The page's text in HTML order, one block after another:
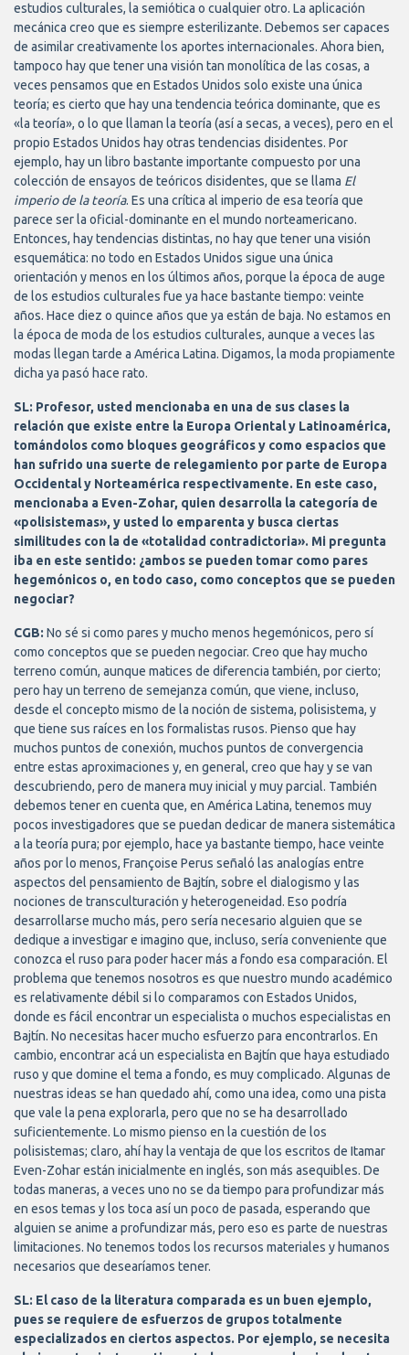
estudios culturales, la semiótica o cualquier otro. La aplicación
mecánica creo que es siempre esterilizante. Debemos ser capaces
de asimilar creativamente los aportes internacionales. Ahora bien,
tampoco hay que tener una visión tan monolítica de las cosas, a
veces pensamos que en Estados Unidos solo existe una única
teoría; es cierto que hay una tendencia teórica dominante, que es
«la teoría», o lo que llaman la teoría (así a secas, a veces), pero en el
propio Estados Unidos hay otras tendencias disidentes. Por
ejemplo, hay un libro bastante importante compuesto por una
colección de ensayos de teóricos disidentes, que se llama El
imperio de la teoría. Es una crítica al imperio de esa teoría que
parece ser la oficial-dominante en el mundo norteamericano.
Entonces, hay tendencias distintas, no hay que tener una visión
esquemática: no todo en Estados Unidos sigue una única
orientación y menos en los últimos años, porque la época de auge
de los estudios culturales fue ya hace bastante tiempo: veinte
años. Hace diez o quince años que ya están de baja. No estamos en
la época de moda de los estudios culturales, aunque a veces las
modas llegan tarde a América Latina. Digamos, la moda propiamente
dicha ya pasó hace rato.
SL: Profesor, usted mencionaba en una de sus clases la
relación que existe entre la Europa Oriental y Latinoamérica,
tomándolos como bloques geográficos y como espacios que
han sufrido una suerte de relegamiento por parte de Europa
Occidental y Norteamérica respectivamente. En este caso,
mencionaba a Even-Zohar, quien desarrolla la categoría de
«polisistemas», y usted lo emparenta y busca ciertas
similitudes con la de «totalidad contradictoria». Mi pregunta
iba en este sentido: ¿ambos se pueden tomar como pares
hegemónicos o, en todo caso, como conceptos que se pueden
negociar?
CGB: No sé si como pares y mucho menos hegemónicos, pero sí
como conceptos que se pueden negociar. Creo que hay mucho
terreno común, aunque matices de diferencia también, por cierto;
pero hay un terreno de semejanza común, que viene, incluso,
desde el concepto mismo de la noción de sistema, polisistema, y
que tiene sus raíces en los formalistas rusos. Pienso que hay
muchos puntos de conexión, muchos puntos de convergencia
entre estas aproximaciones y, en general, creo que hay y se van
descubriendo, pero de manera muy inicial y muy parcial. También
debemos tener en cuenta que, en América Latina, tenemos muy
pocos investigadores que se puedan dedicar de manera sistemática
a la teoría pura; por ejemplo, hace ya bastante tiempo, hace veinte
años por lo menos, Françoise Perus señaló las analogías entre
aspectos del pensamiento de Bajtín, sobre el dialogismo y las
nociones de transculturación y heterogeneidad. Eso podría
desarrollarse mucho más, pero sería necesario alguien que se
dedique a investigar e imagino que, incluso, sería conveniente que
conozca el ruso para poder hacer más a fondo esa comparación. El
problema que tenemos nosotros es que nuestro mundo académico
es relativamente débil si lo comparamos con Estados Unidos,
donde es fácil encontrar un especialista o muchos especialistas en
Bajtín. No necesitas hacer mucho esfuerzo para encontrarlos. En
cambio, encontrar acá un especialista en Bajtín que haya estudiado
ruso y que domine el tema a fondo, es muy complicado. Algunas de
nuestras ideas se han quedado ahí, como una idea, como una pista
que vale la pena explorarla, pero que no se ha desarrollado
suficientemente. Lo mismo pienso en la cuestión de los
polisistemas; claro, ahí hay la ventaja de que los escritos de Itamar
Even-Zohar están inicialmente en inglés, son más asequibles. De
todas maneras, a veces uno no se da tiempo para profundizar más
en esos temas y los toca así un poco de pasada, esperando que
alguien se anime a profundizar más, pero eso es parte de nuestras
limitaciones. No tenemos todos los recursos materiales y humanos
necesarios que desearíamos tener.
SL: El caso de la literatura comparada es un buen ejemplo,
pues se requiere de esfuerzos de grupos totalmente
especializados en ciertos aspectos. Por ejemplo, se necesita